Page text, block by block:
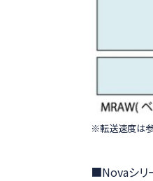
※転送速度は参
■Novaシリ